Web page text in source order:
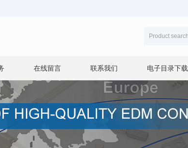
在线留言 联系我们 电子目录下载